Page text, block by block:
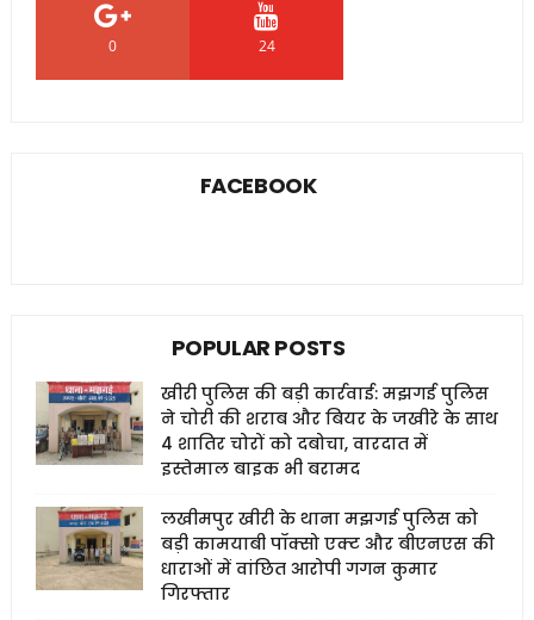
0 24
FACEBOOK
POPULAR POSTS
खीरी पुलिस की बड़ी कार्रवाई: मझगई पुलिस
ने चोरी की शराब और बियर के जखीरे के साथ
4 शातिर चोरों को दबोचा, वारदात में
इस्तेमाल बाइक भी बरामद
लखीमपुर खीरी के थाना मझगई पुलिस को
बड़ी कामयाबी पॉक्सो एक्ट और बीएनएस की
धाराओं में वांछित आरोपी गगन कुमार
गिरफ्तार